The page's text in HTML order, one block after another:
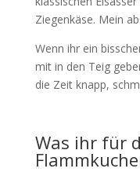
Ziegenkäse. Mein
Wenn ihr ein
mit in den Teig
die Zeit knapp,
Was ihr für